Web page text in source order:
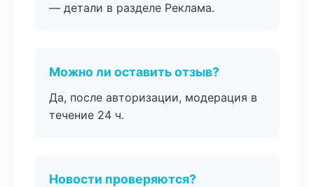
— детали в разделе Реклама.
Можно ли оставить отзыв?
Да, после авторизации, модерация в
течение 24 ч.
Новости проверяются?